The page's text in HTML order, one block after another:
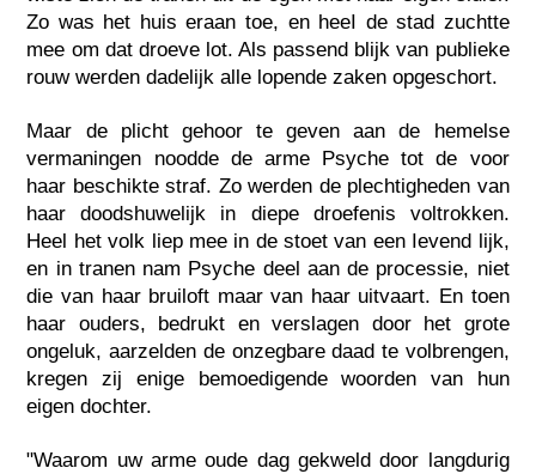
Zo was het huis eraan toe, en heeI de stad zuchtte
mee om dat droeve lot. Als passend blijk van publieke
rouw werden dadelijk alle lopende zaken opgeschort.
Maar de plicht gehoor te geven aan de hemelse
vermaningen noodde de arme Psyche tot de voor
haar beschikte straf. Zo werden de plechtigheden van
haar doodshuwelijk in diepe droefenis voltrokken.
Heel het volk liep mee in de stoet van een Ievend lijk,
en in tranen nam Psyche deel aan de processie, niet
die van haar bruiloft maar van haar uitvaart. En toen
haar ouders, bedrukt en verslagen door het grote
ongeluk, aarzelden de onzegbare daad te volbrengen,
kregen zij enige bemoedigende woorden van hun
eigen dochter.
"Waarom uw arme oude dag gekweld door langdurig